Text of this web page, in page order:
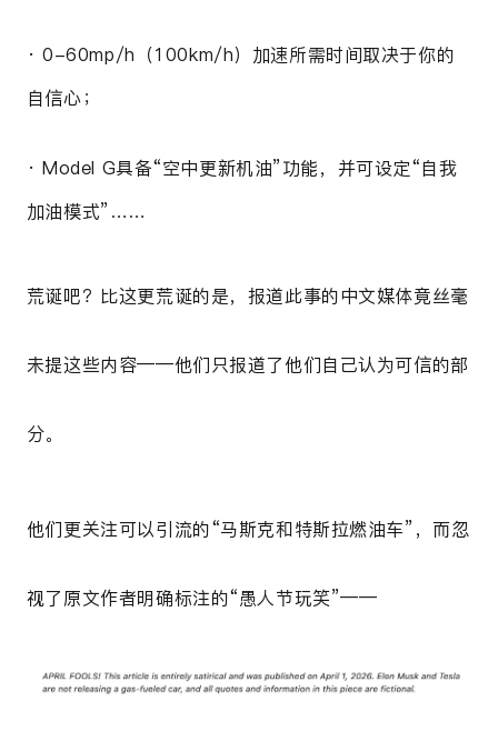
· 0-60mp/h（100km/h）加速所需时间取决于你的
自信心；
· Model G具备“空中更新机油”功能，并可设定“自我
加油模式”……
荒诞吧？比这更荒诞的是，报道此事的中文媒体竟丝毫
未提这些内容——他们只报道了他们自己认为可信的部
分。
他们更关注可以引流的“马斯克和特斯拉燃油车”，而忽
视了原文作者明确标注的“愚人节玩笑”——